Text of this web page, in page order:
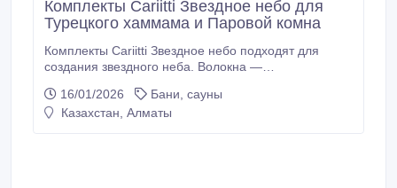
Комплекты Cariitti Звездное небо для
Турецкого хаммама и Паровой комна
Комплекты Cariitti Звездное небо подходят для
создания звездного неба. Волокна —
таком помещении комплект способен создать
впечатляющую иллюзию, изображающую
16/01/2026
Бани, сауны
Казахстан, Алматы